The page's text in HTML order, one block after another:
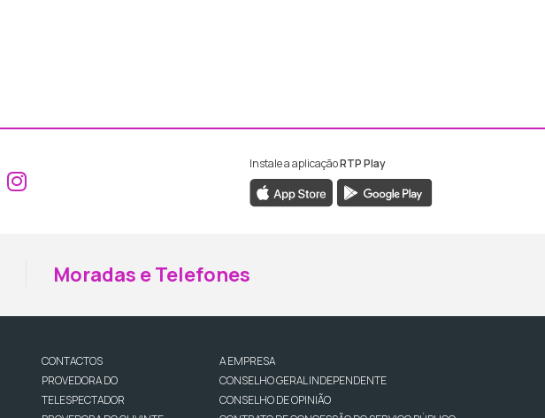
Aceder ao Facebook da RTP Madeira
Aceder ao Instagram da RTP Madeira
Instale a aplicaçãoRTP Play
Moradas e Telefones
CONTACTOS
PROVEDORA DO
TELESPECTADOR
A EMPRESA
CONSELHO GERAL INDEPENDENTE
CONSELHO DE OPINIÃO